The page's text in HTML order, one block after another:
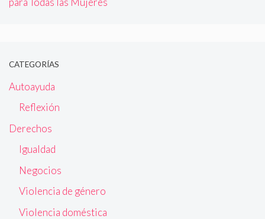
CATEGORÍAS
Autoayuda
Reflexión
Derechos
Igualdad
Negocios
Violencia de género
Violencia doméstica